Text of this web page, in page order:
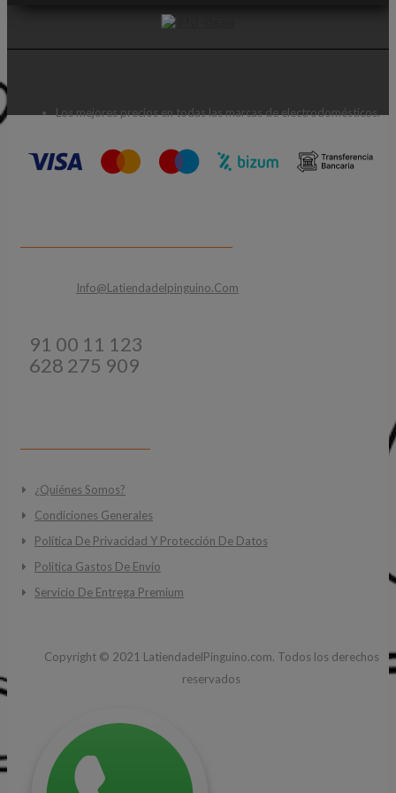
Los mejores precios en todas las marcas de electrodomésticos.
Info@latiendadelpinguino.com
91 00 11 123
628 275 909
¿Quiénes Somos?
Condiciones Generales
Política De Privacidad Y Protección De Datos
Politica Gastos De Envio
Servicio De Entrega Premium
Copyright © 2021 LatiendadelPinguino.com. Todos los derechos
reservados